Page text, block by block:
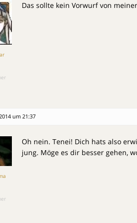
Das sollte kein Vorwurf von
um 21:37
Oh nein. Tenei! Dich hats also
jung. Möge es dir besser gehen,